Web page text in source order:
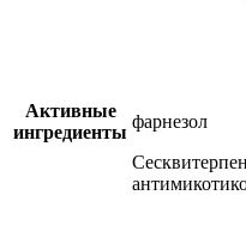
Активные
ингредиенты
фарнезол